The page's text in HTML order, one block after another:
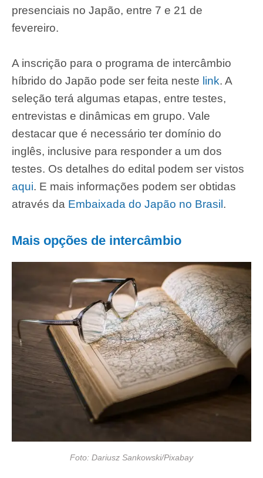
presenciais no Japão, entre 7 e 21 de
fevereiro.
A inscrição para o programa de intercâmbio
híbrido do Japão pode ser feita neste link. A
seleção terá algumas etapas, entre testes,
entrevistas e dinâmicas em grupo. Vale
destacar que é necessário ter domínio do
inglês, inclusive para responder a um dos
testes. Os detalhes do edital podem ser vistos
aqui. E mais informações podem ser obtidas
através da Embaixada do Japão no Brasil .
Mais opções de intercâmbio
Foto: Dariusz Sankowski/Pixabay